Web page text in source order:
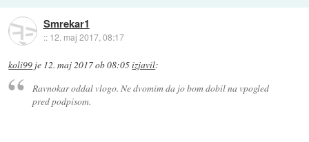
Smrekar1
:: 12. maj 2017, 08:17
koli99 je 12. maj 2017 ob 08:05izjavil:
Ravnokar oddal vlogo. Ne dvomim da jo bom dobil na vpogled
pred podpisom.